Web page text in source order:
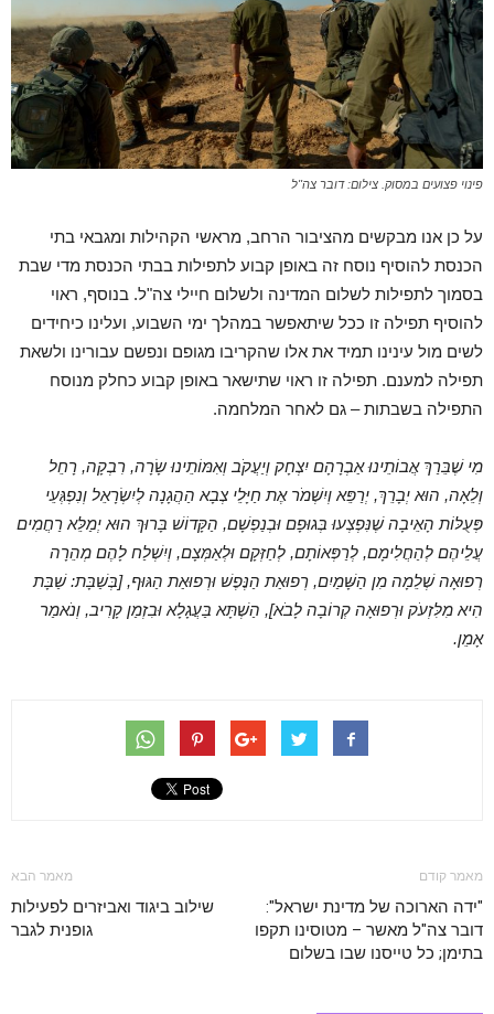
פינוי פצועים במסוק. צילום: דובר צה"ל
על כן אנו מבקשים מהציבור הרחב, מראשי הקהילות ומגבאי בתי
הכנסת להוסיף נוסח זה באופן קבוע לתפילות בבתי הכנסת מדי שבת
בסמוך לתפילות לשלום המדינה ולשלום חיילי צה"ל. בנוסף, ראוי
להוסיף תפילה זו ככל שיתאפשר במהלך ימי השבוע, ועלינו כיחידים
לשים מול עינינו תמיד את אלו שהקריבו מגופם ונפשם עבורינו ולשאת
תפילה למענם. תפילה זו ראוי שתישאר באופן קבוע כחלק מנוסח
התפילה בשבתות – גם לאחר המלחמה.
מִי שֶׁבֵּרַךְ אֲבוֹתֵינוּ אַבְרָהָם יִצְחָק וְיַעֲקֹב וְאִמּוֹתֵינוּ שָׂרָה, רִבְקָה, רָחֵל
וְלֵאָה, הוּא יְבָרֵךְ, יְרַפֵּא וְיִשְׁמֹר אֶת חַיָּלֵי צְבָא הַהֲגָנָה לְיִשְׂרָאֵל וְנִפְגְּעֵי
פְּעֻלּוֹת הָאֵיבָה שֶׁנִּפְצְעוּ בְּגוּפָם וּבְנַפְשָׁם, הַקָּדוֹשׁ בָּרוּךְ הוּא יְמַלֵּא רַחֲמִים
עֲלֵיהֶם לְהַחֲלִימָם, לְרַפְּאוֹתָם, לְחַזְּקָם וּלְאַמְּצָם, וְיִשְׁלַח לָהֶם מְהֵרָה
רְפוּאָה שְׁלֵמָה מִן הַשָּׁמַיִם, רְפוּאַת הַנֶּפֶשׁ וּרְפוּאַת הַגּוּף, [בְּשַׁבָּת: שַׁבָּת
הִיא מִלִּזְעֹק וּרְפוּאָה קְרוֹבָה לָבֹא], הַשְׁתָּא בַּעֲגָלָא וּבִזְמַן קָרִיב, וְנֹאמַר
אָמֵן.
מאמר קודם
"ידה הארוכה של מדינת ישראל":
דובר צה"ל מאשר – מטוסינו תקפו
בתימן; כל טייסנו שבו בשלום
מאמר הבא
שילוב ביגוד ואביזרים לפעילות
גופנית לגבר